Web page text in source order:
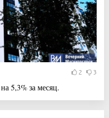
2 3
5,3% за месяц.